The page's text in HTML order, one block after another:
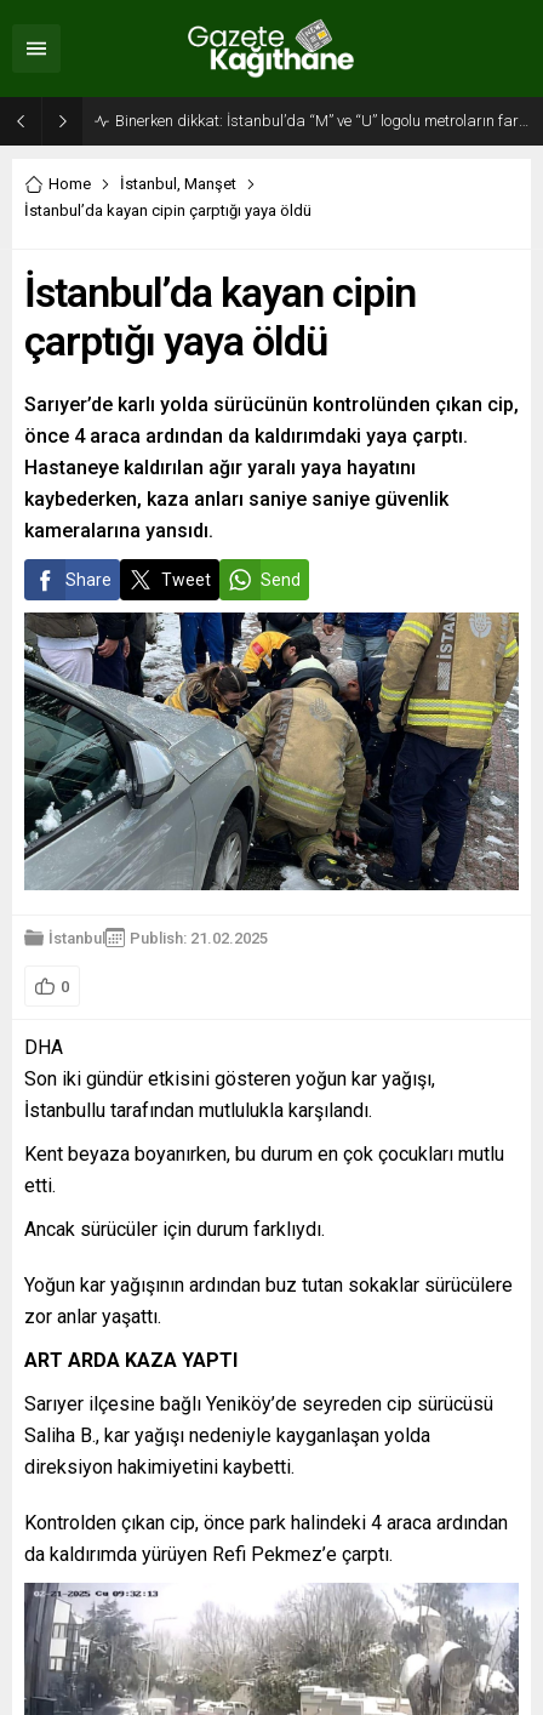
Home İstanbul Manşet
İstanbul’da kayan cipin çarptığı yaya öldü
İstanbul’da kayan cipin
çarptığı yaya öldü
Sarıyer’de karlı yolda sürücünün kontrolünden çıkan cip,
önce 4 araca ardından da kaldırımdaki yaya çarptı.
Hastaneye kaldırılan ağır yaralı yaya hayatını
kaybederken, kaza anları saniye saniye güvenlik
kameralarına yansıdı.
Share Tweet Send
İstanbul Publish: 21.02.2025
0
DHA
Son iki gündür etkisini gösteren yoğun kar yağışı,
İstanbullu tarafından mutlulukla karşılandı.
Kent beyaza boyanırken, bu durum en çok çocukları mutlu
etti.
Ancak sürücüler için durum farklıydı.
Yoğun kar yağışının ardından buz tutan sokaklar sürücülere
zor anlar yaşattı.
ART ARDA KAZA YAPTI
Sarıyer ilçesine bağlı Yeniköy’de seyreden cip sürücüsü
Saliha B., kar yağışı nedeniyle kayganlaşan yolda
direksiyon hakimiyetini kaybetti.
Kontrolden çıkan cip, önce park halindeki 4 araca ardından
da kaldırımda yürüyen Refi Pekmez’e çarptı.